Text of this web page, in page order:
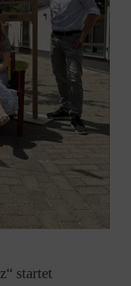
startet